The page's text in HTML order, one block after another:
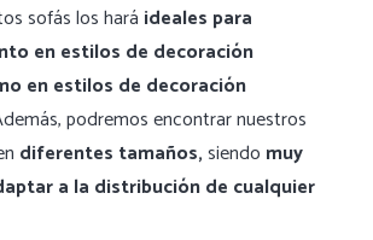
sofás los hará ideales para
en estilos de decoración
en estilos de decoración
podremos encontrar nuestros
diferentes tamaños,siendo muy
a la distribución de cualquier